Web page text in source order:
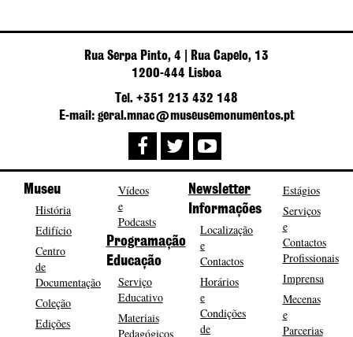
Rua Serpa Pinto, 4 | Rua Capelo, 13
1200-444 Lisboa
Tel. +351 213 432 148
E-mail: geral.mnac@museusemonumentos.pt
Museu
História
Edifício
Centro
de
Documentação
Coleção
Edições
Vídeos
e
Podcasts
Programação
Educação
Serviço
Educativo
Materiais
Pedagógicos
Newsletter
Informações
Localização
e
Contactos
Horários
e
Condições
de
Estágios
Serviços
e
Contactos
Profissionais
Imprensa
Mecenas
e
Parcerias